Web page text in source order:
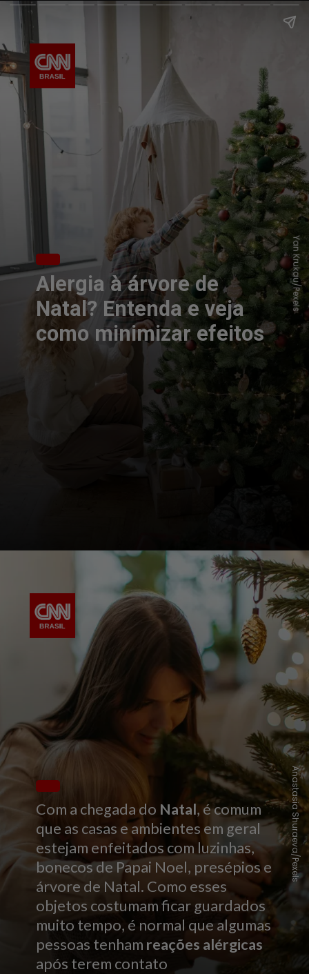
Alergia à árvore de
Natal? Entenda e veja
como minimizar efeitos
Yan Krukau/Pexels
Com a chegada do Natal, é comum
que as casas e ambientes em geral
estejam enfeitados com luzinhas,
bonecos de Papai Noel, presépios e
árvore de Natal. Como esses
objetos costumam ficar guardados
muito tempo, é normal que algumas
pessoas tenham reações alérgicas
após terem contato
Anastasia Shuraeva/Pexels